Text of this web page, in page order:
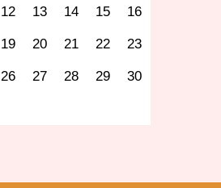
12 13 14 15 16
19 20 21 22 23
26 27 28 29 30